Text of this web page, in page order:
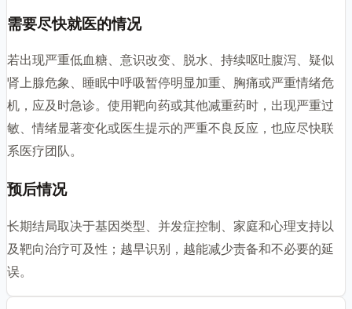
需要尽快就医的情况
若出现严重低血糖、意识改变、脱水、持续呕吐腹泻、疑似
肾上腺危象、睡眠中呼吸暂停明显加重、胸痛或严重情绪危
机，应及时急诊。使用靶向药或其他减重药时，出现严重过
敏、情绪显著变化或医生提示的严重不良反应，也应尽快联
系医疗团队。
预后情况
长期结局取决于基因类型、并发症控制、家庭和心理支持以
及靶向治疗可及性；越早识别，越能减少责备和不必要的延
误。